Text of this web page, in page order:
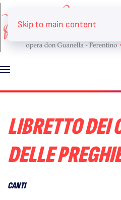
Skip to main content
LIBRETTO DEI
DELLE
CANTI